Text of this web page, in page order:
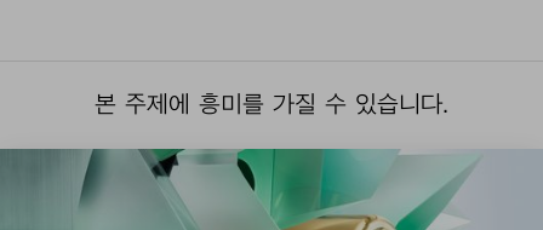
본 주제에 흥미를 가질 수 있습니다.